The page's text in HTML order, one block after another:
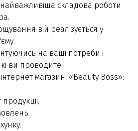
складова роботи
вій реалізується у
на ваші потреби і
ви проводите.
магазині «Beauty Boss»: